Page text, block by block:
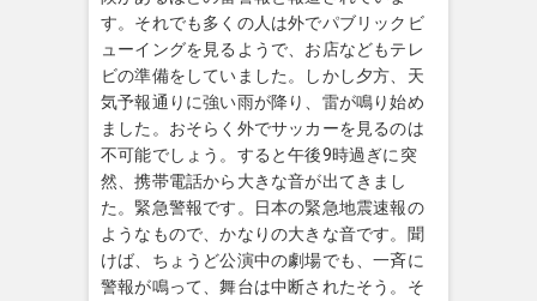
す。それでも多くの人は外でパブリックビ
ューイングを見るようで、お店などもテレ
ビの準備をしていました。しかし夕方、天
気予報通りに強い雨が降り、雷が鳴り始め
ました。おそらく外でサッカーを見るのは
不可能でしょう。すると午後9時過ぎに突
然、携帯電話から大きな音が出てきまし
た。緊急警報です。日本の緊急地震速報の
ようなもので、かなりの大きな音です。聞
けば、ちょうど公演中の劇場でも、一斉に
警報が鳴って、舞台は中断されたそう。そ